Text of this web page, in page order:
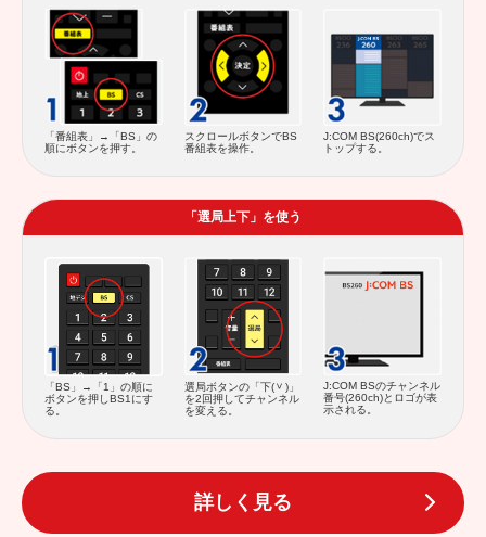
「番組表」→「BS」の
順にボタンを押す。
スクロールボタンでBS
番組表を操作。
J:COM BS(260ch)でス
トップする。
「選局上下」を使う
「BS」→「1」の順に
ボタンを押しBS1にす
る。
選局ボタンの「下(
)」
を2回押してチャンネル
を変える。
J:COM BSのチャンネル
番号(260ch)とロゴが表
示される。
詳しく見る